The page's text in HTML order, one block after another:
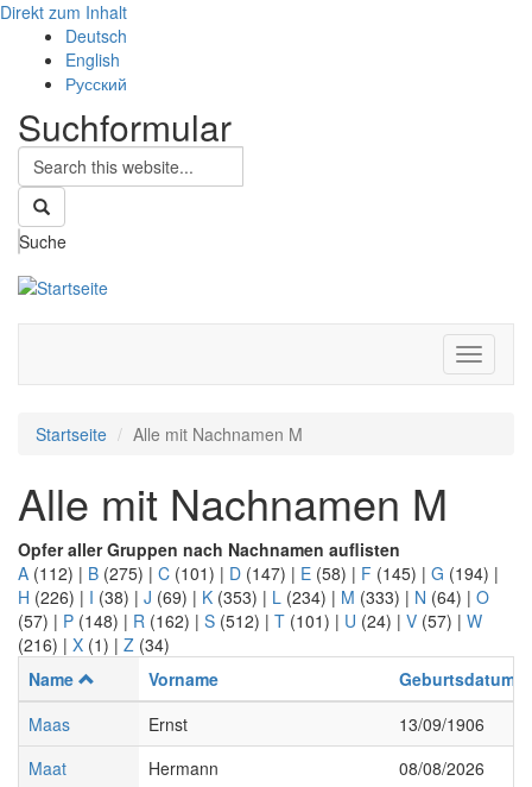
Direkt zum Inhalt
Deutsch
English
Русский
Suchformular
Suche
Startseite Alle mit Nachnamen M
Alle mit Nachnamen M
Opfer aller Gruppen nach Nachnamen auflisten
A (112) | B (275) | C (101) | D (147) | E (58) | F (145) | G (194) |
H (226) | I (38) | J (69) | K (353) | L (234) | M (333) | N (64) | O
(57) | P (148) | R (162) | S (512) | T (101) | U (24) | V (57) | W
(216) | X (1) | Z (34)
Name
Vorname
Geburtsdatum
Maas
Ernst
13/09/1906
Maat
Hermann
08/08/2026